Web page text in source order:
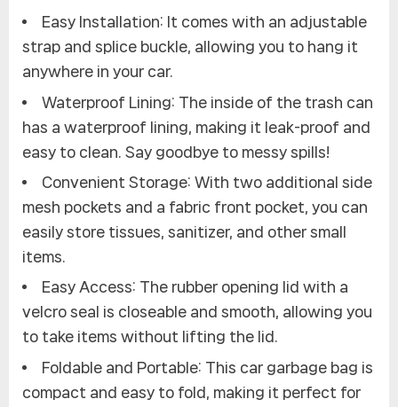
Easy Installation: It comes with an adjustable
strap and splice buckle, allowing you to hang it
anywhere in your car.
Waterproof Lining: The inside of the trash can
has a waterproof lining, making it leak-proof and
easy to clean. Say goodbye to messy spills!
Convenient Storage: With two additional side
mesh pockets and a fabric front pocket, you can
easily store tissues, sanitizer, and other small
items.
Easy Access: The rubber opening lid with a
velcro seal is closeable and smooth, allowing you
to take items without lifting the lid.
Foldable and Portable: This car garbage bag is
compact and easy to fold, making it perfect for